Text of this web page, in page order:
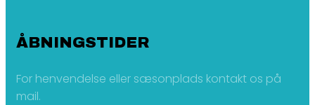
ÅBNINGSTIDER
For henvendelse eller sæsonplads kontakt os på
mail.